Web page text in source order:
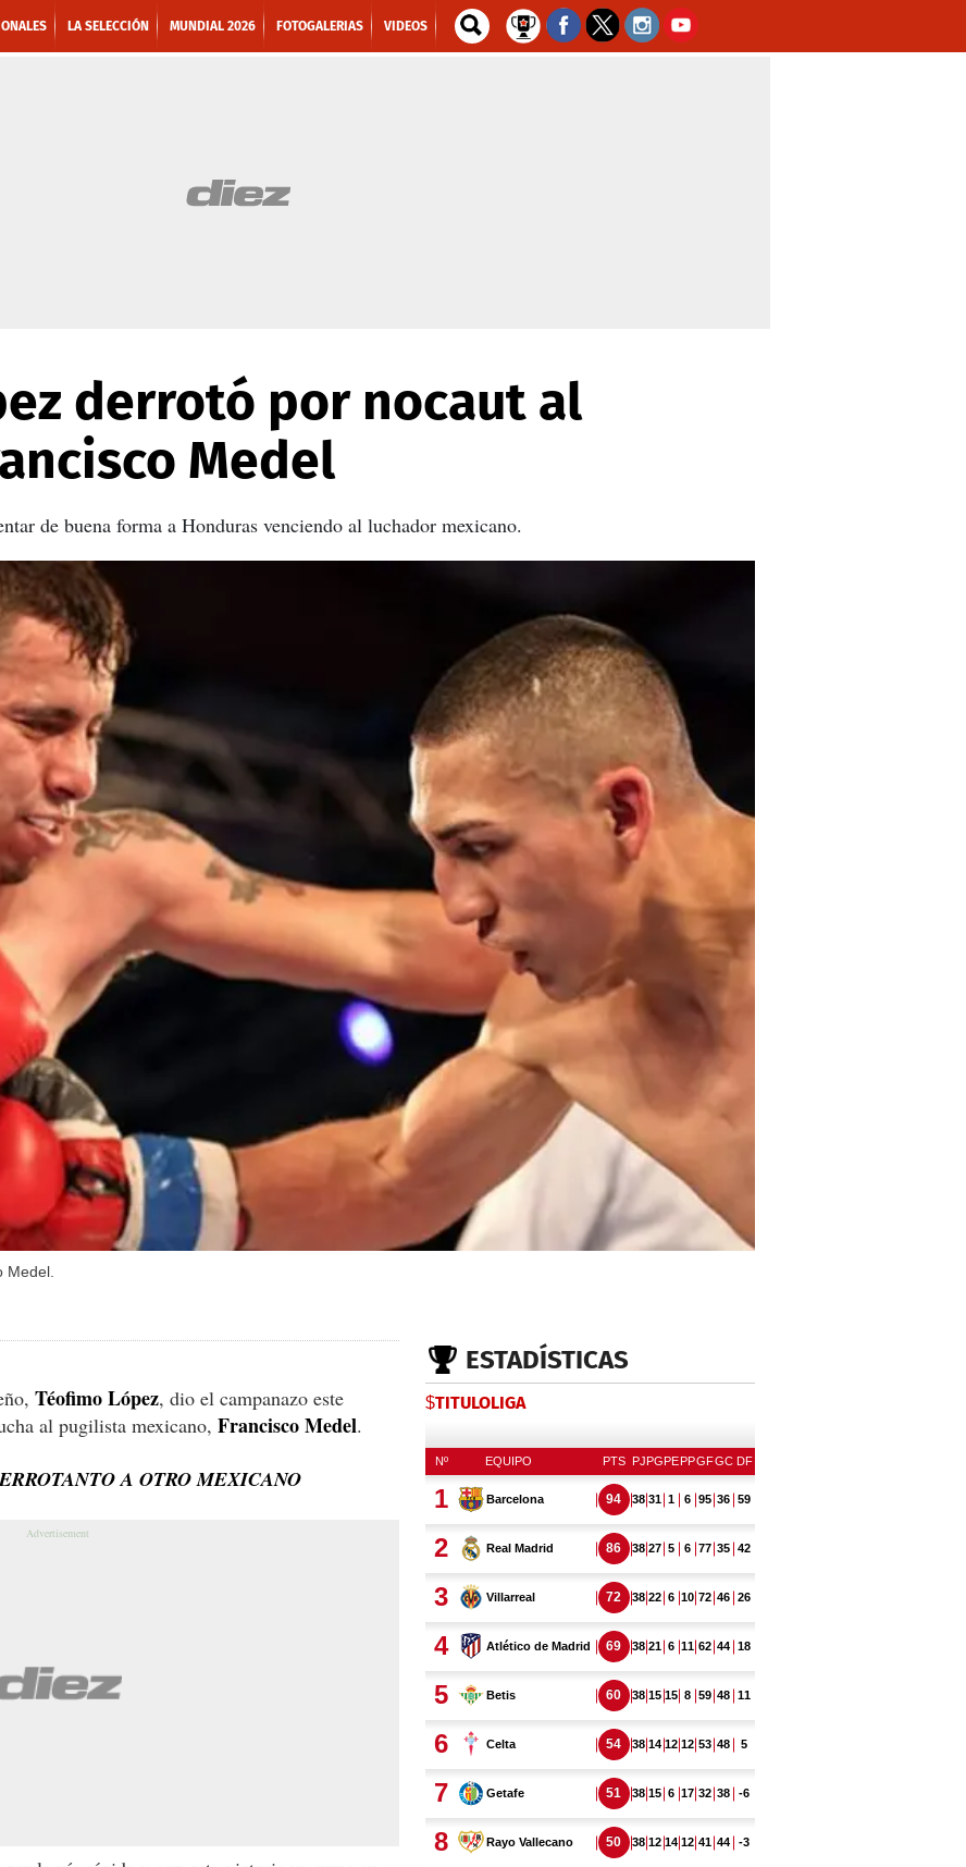
LA SELECCIÓN MUNDIAL 2026 FOTOGALERIAS VIDEOS
derrotó por nocaut al
Medel
de buena forma a Honduras venciendo al luchador mexicano.
Medel.
Téofimo López, dio el campanazo este
al pugilista mexicano, Francisco Medel.
A OTRO MEXICANO
ESTADÍSTICAS
$TITULOLIGA